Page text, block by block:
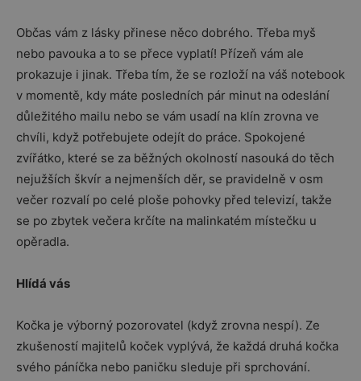
Občas vám z lásky přinese něco dobrého. Třeba myš
nebo pavouka a to se přece vyplatí! Přízeň vám ale
prokazuje i jinak. Třeba tím, že se rozloží na váš notebook
v momentě, kdy máte posledních pár minut na odeslání
důležitého mailu nebo se vám usadí na klín zrovna ve
chvíli, když potřebujete odejít do práce. Spokojené
zvířátko, které se za běžných okolností nasouká do těch
nejužších škvír a nejmenších děr, se pravidelně v osm
večer rozvalí po celé ploše pohovky před televizí, takže
se po zbytek večera krčíte na malinkatém místečku u
opěradla.
Hlídá vás
Kočka je výborný pozorovatel (když zrovna nespí). Ze
zkušeností majitelů koček vyplývá, že každá druhá kočka
svého páníčka nebo paničku sleduje při sprchování.